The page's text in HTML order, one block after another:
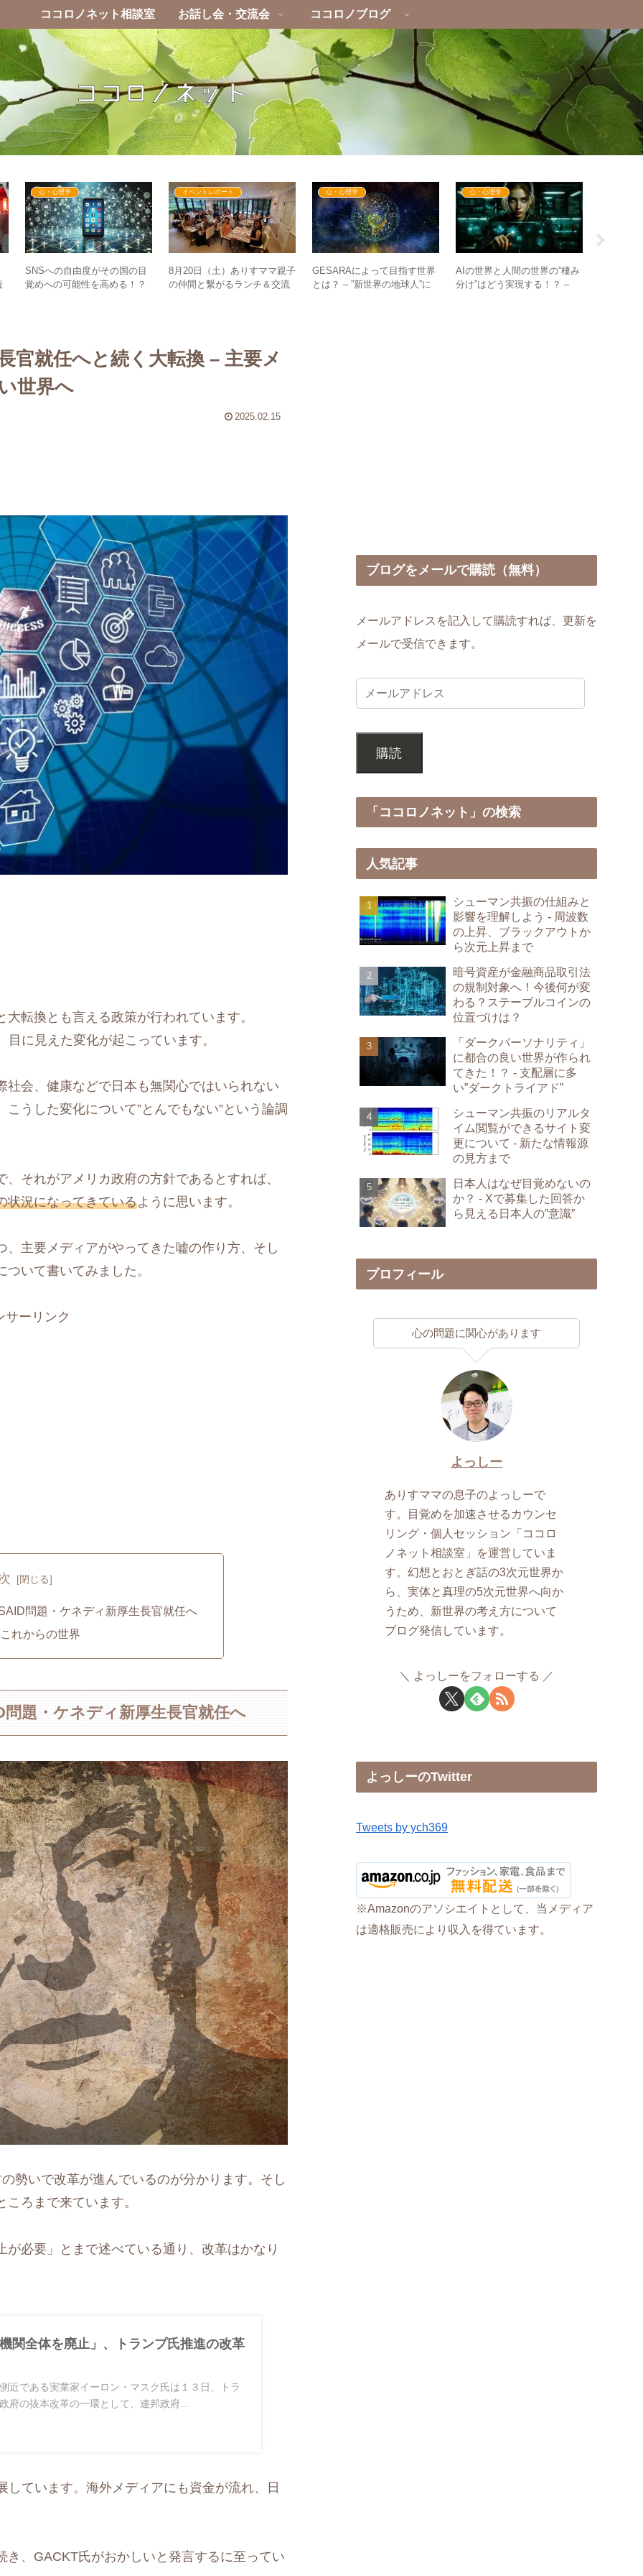
ココロノネット相談室 お話し会・交流会 ココロノブログ
心・心理学
SNSへの自由度がその国の目
覚めへの可能性を高める！？
イベントレポート
8月20日（土）ありすママ親子
の仲間と繋がるランチ＆交流
心・心理学
GESARAによって目指す世界
とは？ – ”新世界の地球人”に
心・心理学
AIの世界と人間の世界の”棲み
分け”はどう実現する！？ –
官就任へと続く大転換 – 主要メ
世界へ
2025.02.15
転換とも言える政策が行われています。
に見えた変化が起こっています。
会、健康などで日本も無関心ではいられない
うした変化について”とんでもない”という論調
それがアメリカ政府の方針であるとすれば、
状況になってきているように思います。
主要メディアがやってきた嘘の作り方、そし
いて書いてみました。
サーリンク
問題・ケネディ新厚生長官就任へ
れからの世界
題・ケネディ新厚生長官就任へ
勢いで改革が進んでいるのが分かります。そし
ろまで来ています。
必要」とまで述べている通り、改革はかなり
関全体を廃止」、トランプ氏推進の改革
近である実業家イーロン・マスク氏は１３日、トラ
府の抜本改革の一環として、連邦政府...
ています。海外メディアにも資金が流れ、日
、GACKT氏がおかしいと発言するに至ってい
ブログをメールで購読（無料）
メールアドレスを記入して購読すれば、更新を
メールで受信できます。
購読
「ココロノネット」の検索
人気記事
シューマン共振の仕組みと
影響を理解しよう - 周波数
の上昇、ブラックアウトか
ら次元上昇まで
暗号資産が金融商品取引法
の規制対象へ！今後何が変
わる？ステーブルコインの
位置づけは？
「ダークパーソナリティ」
に都合の良い世界が作られ
てきた！？ - 支配層に多
い”ダークトライアド”
シューマン共振のリアルタ
イム閲覧ができるサイト変
更について - 新たな情報源
の見方まで
日本人はなぜ目覚めないの
か？ - Xで募集した回答か
ら見える日本人の”意識”
プロフィール
心の問題に関心があります
よっしー
ありすママの息子のよっしーで
す。目覚めを加速させるカウンセ
リング・個人セッション「ココロ
ノネット相談室」を運営していま
す。幻想とおとぎ話の3次元世界か
ら、実体と真理の5次元世界へ向か
うため、新世界の考え方について
ブログ発信しています。
よっしーをフォローする
よっしーのTwitter
Tweets by ych369
※Amazonのアソシエイトとして、当メディア
は適格販売により収入を得ています。